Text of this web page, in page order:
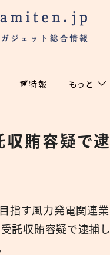
特報 もっと
集
経済
国内
収賄容疑で逮
指す風力発電関連業
託収賄容疑で逮捕し